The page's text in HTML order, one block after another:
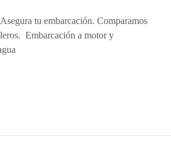
tu embarcación. Comparamos
Embarcación a motor y